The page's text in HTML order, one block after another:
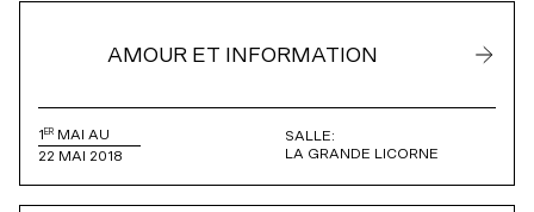
AMOUR ET INFORMATION
1ER MAI AU
22 MAI 2018
SALLE:
LA GRANDE LICORNE